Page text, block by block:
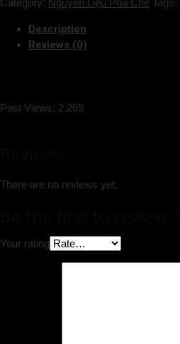
Category: Nguyên Liệu Pha Chế Tags:
Description
Reviews (0)
Post Views: 2.265
There are no reviews yet.
Your rating